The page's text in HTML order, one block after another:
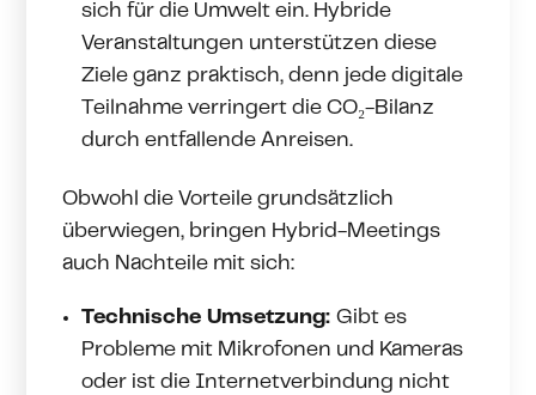
sich für die Umwelt ein. Hybride
Veranstaltungen unterstützen diese
Ziele ganz praktisch, denn jede digitale
Teilnahme verringert die CO₂-Bilanz
durch entfallende Anreisen.
Obwohl die Vorteile grundsätzlich
überwiegen, bringen Hybrid-Meetings
auch Nachteile mit sich:
Technische Umsetzung:Gibt es
Probleme mit Mikrofonen und Kameras
oder ist die Internetverbindung nicht